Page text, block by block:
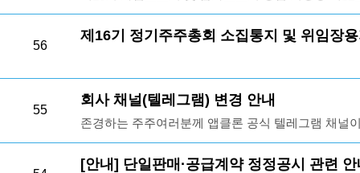
및 감사보고서와 사업보고서 첨부 문서를 아래와 같
업보고서 및 감사보고서 외 첨부문서 2026년 3월
56
제16기 정기주주총회 소집통지 및 위임장
55
회사 채널(텔레그램) 변경 안내
존경하는 주주여러분께 앱클론 공식 텔레그램 채널
사의 다양한 소식들을 본 채널을 통해서도 전달드릴
다. 주소는 아래와 같습니다. 앞으로도 많은 관심과
[안내] 단일판매·공급계약 정정공시 관련